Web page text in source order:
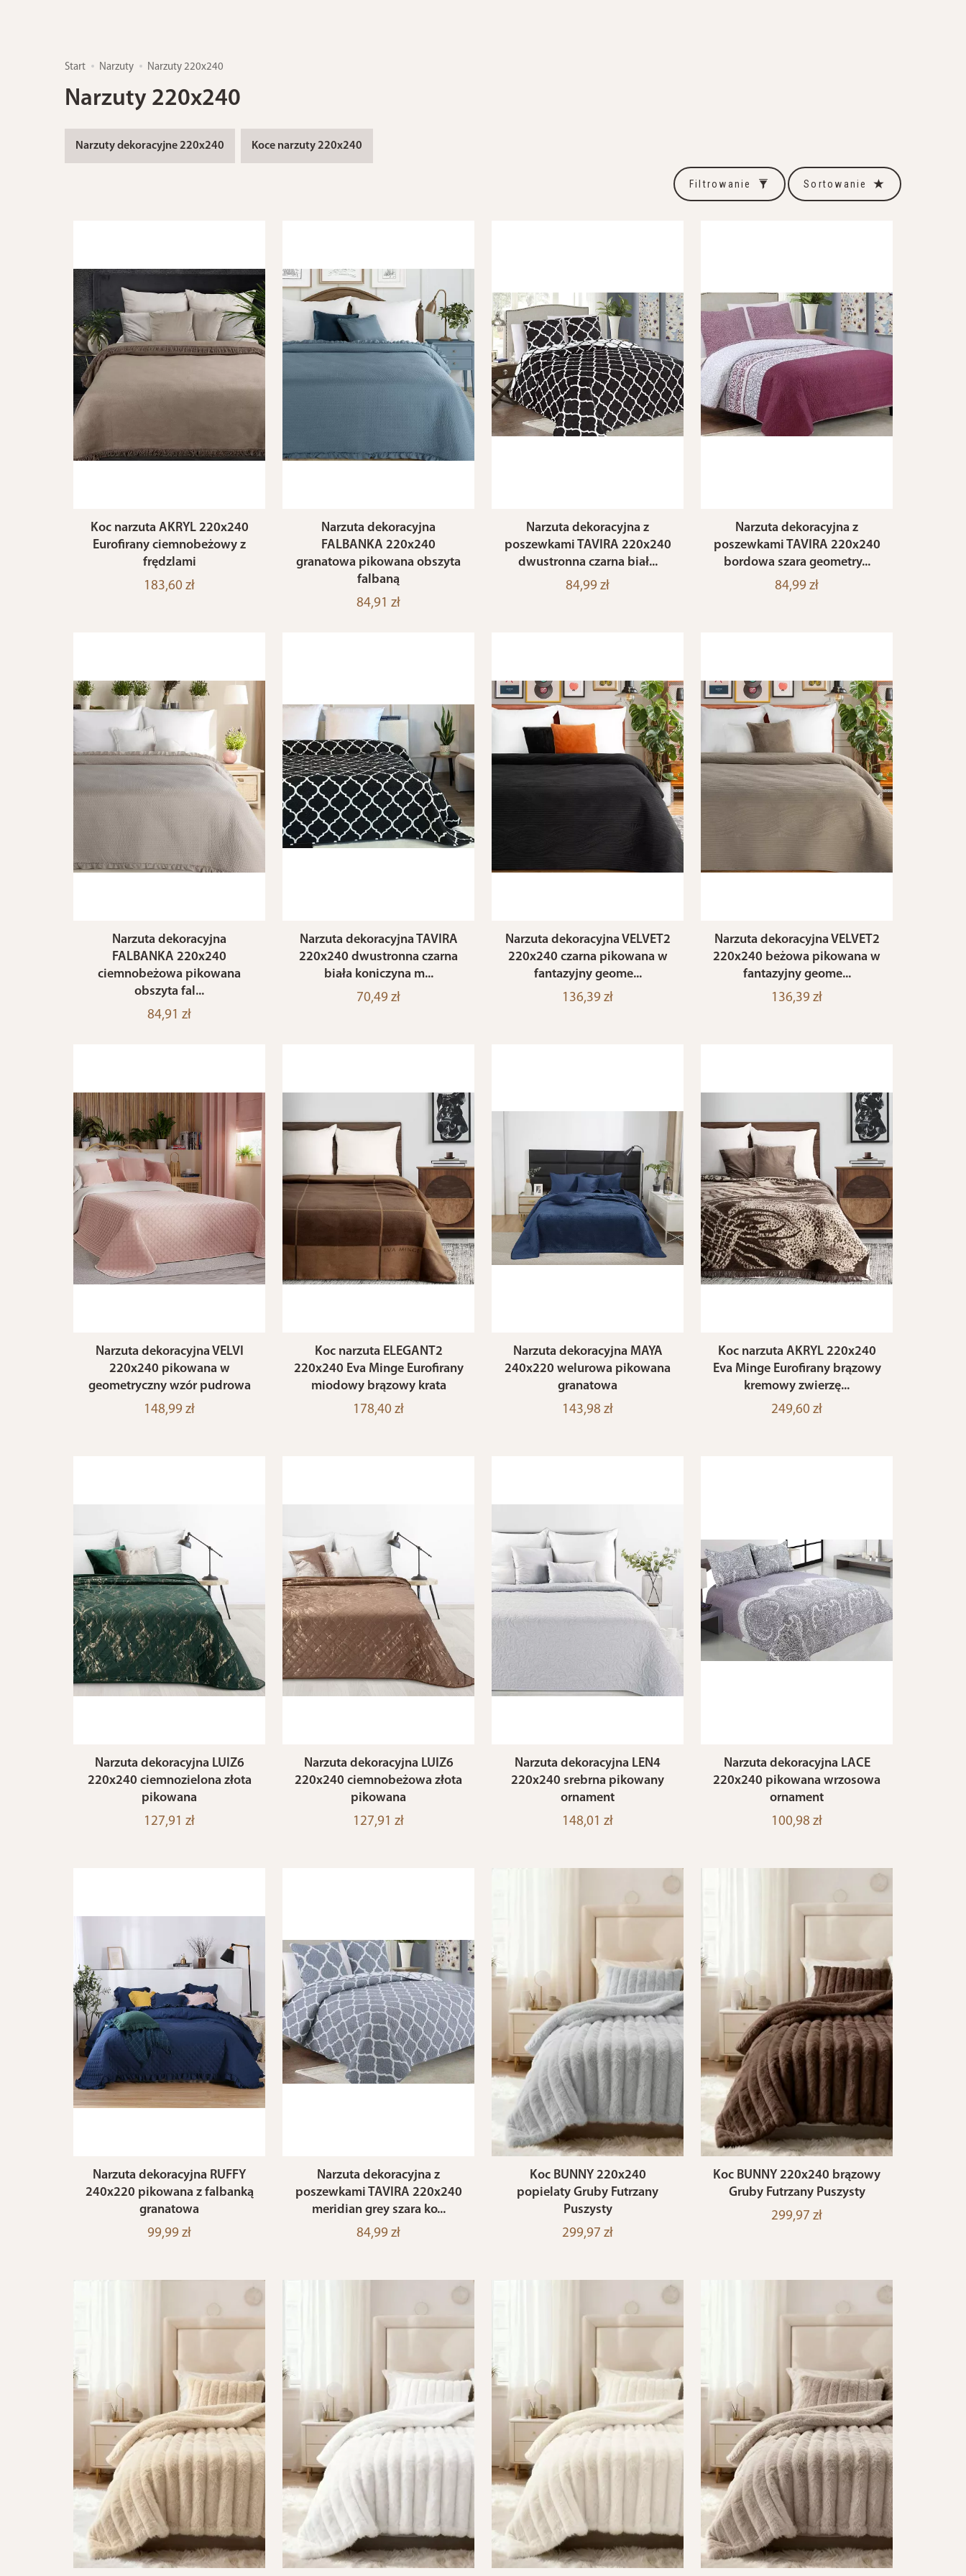
Start Narzuty Narzuty 220x240
Narzuty 220x240
Narzuty dekoracyjne 220x240 Koce narzuty 220x240
Filtrowanie Sortowanie
Koc narzuta AKRYL 220x240
Eurofirany ciemnobeżowy z
frędzlami
183,60 zł
Narzuta dekoracyjna
FALBANKA 220x240
granatowa pikowana obszyta
falbaną
84,91 zł
Narzuta dekoracyjna z
poszewkami TAVIRA 220x240
dwustronna czarna biał...
84,99 zł
Narzuta dekoracyjna z
poszewkami TAVIRA 220x240
bordowa szara geometry...
84,99 zł
Narzuta dekoracyjna
FALBANKA 220x240
ciemnobeżowa pikowana
obszyta fal...
84,91 zł
Narzuta dekoracyjna TAVIRA
220x240 dwustronna czarna
biała koniczyna m...
70,49 zł
Narzuta dekoracyjna VELVET2
220x240 czarna pikowana w
fantazyjny geome...
136,39 zł
Narzuta dekoracyjna VELVET2
220x240 beżowa pikowana w
fantazyjny geome...
136,39 zł
Narzuta dekoracyjna VELVI
220x240 pikowana w
geometryczny wzór pudrowa
148,99 zł
Koc narzuta ELEGANT2
220x240 Eva Minge Eurofirany
miodowy brązowy krata
178,40 zł
Narzuta dekoracyjna MAYA
240x220 welurowa pikowana
granatowa
143,98 zł
Koc narzuta AKRYL 220x240
Eva Minge Eurofirany brązowy
kremowy zwierzę...
249,60 zł
Narzuta dekoracyjna LUIZ6
220x240 ciemnozielona złota
pikowana
127,91 zł
Narzuta dekoracyjna LUIZ6
220x240 ciemnobeżowa złota
pikowana
127,91 zł
Narzuta dekoracyjna LEN4
220x240 srebrna pikowany
ornament
148,01 zł
Narzuta dekoracyjna LACE
220x240 pikowana wrzosowa
ornament
100,98 zł
Narzuta dekoracyjna RUFFY
240x220 pikowana z falbanką
granatowa
99,99 zł
Narzuta dekoracyjna z
poszewkami TAVIRA 220x240
meridian grey szara ko...
84,99 zł
Koc BUNNY 220x240
popielaty Gruby Futrzany
Puszysty
299,97 zł
Koc BUNNY 220x240 brązowy
Gruby Futrzany Puszysty
299,97 zł